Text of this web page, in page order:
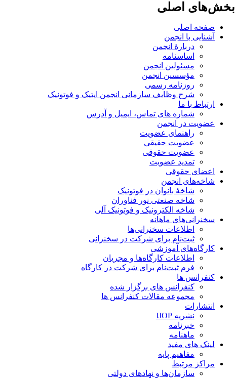
بخش‌های اصلی
صفحه اصلی
آشنایی با انجمن
دربارۀ انجمن
اساسنامه
مسئولین انجمن
مؤسسین انجمن
روزنامه رسمی
شرح وظایف سازمانی انجمن اپتیک و فوتونیک
ارتباط با ما
شماره های تماس، ایمیل و آدرس
عضویت در انجمن
راهنمای عضویت
عضویت حقیقی
عضویت حقوقی
تمدید عضویت
اعضای حقوقی
شاخه‌های انجمن
شاخۀ بانوان در فوتونیک
شاخه صنعتی نور فناوران
شاخه‌ الکترونیک و فوتونیک آلی
سخنرانی‌های ماهانه
اطلاعات سخنرانی‌‌ها
ثبت‌نام برای شرکت در سخنرانی
کارگاه‌های آموزشی
اطلاعات کارگاه‌ها و مجریان
فرم ثبت‌نام برای شرکت در کارگاه
کنفرانس ها
کنفرانس های برگزار شده
مجموعه مقالات کنفرانس ها
انتشارات
نشریه IJOP
خبرنامه
ماهنامه
لینک های مفید
مفاهیم پایه
مراکز مرتبط
سازمان‌ها و نهادهای دولتی